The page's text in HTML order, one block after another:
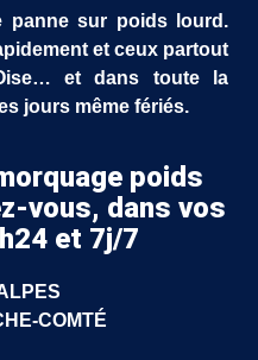
panne sur poids lourd.
et ceux partout
et dans toute la
jours même fériés.
poids
vous, dans vos
et 7j/7
COMTÉ